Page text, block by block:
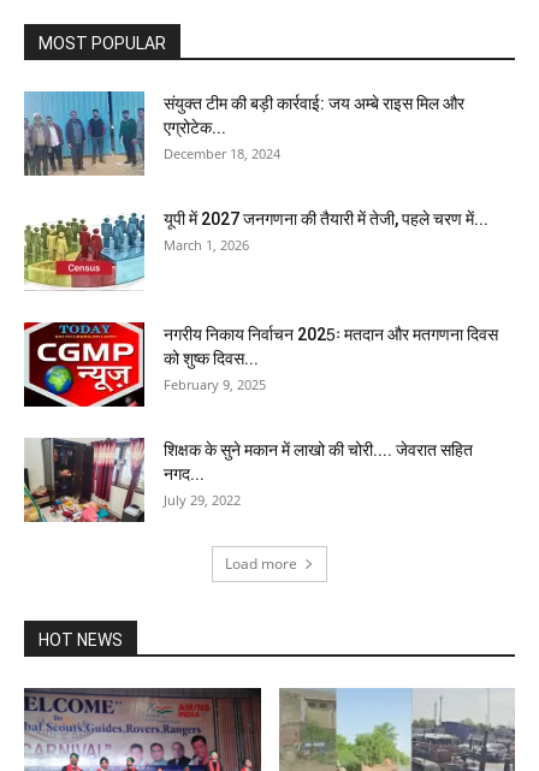
MOST POPULAR
संयुक्त टीम की बड़ी कार्रवाई: जय अम्बे राइस मिल और
एग्रोटेक...
December 18, 2024
यूपी में 2027 जनगणना की तैयारी में तेजी, पहले चरण में...
March 1, 2026
नगरीय निकाय निर्वाचन 2025ः मतदान और मतगणना दिवस
को शुष्क दिवस...
February 9, 2025
शिक्षक के सुने मकान में लाखो की चोरी.... जेवरात सहित
नगद...
July 29, 2022
Load more
HOT NEWS